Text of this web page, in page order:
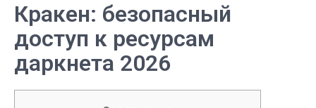
Кракен: безопасный
доступ к ресурсам
даркнета 2026